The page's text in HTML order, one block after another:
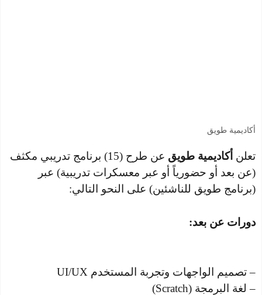
أكاديمية طويق
تعلن أكاديمية طويق
عن طرح (15) برنامج تدريبي مكثف
(عن بعد أو حضورياً أو عبر معسكرات تدريبية) عبر
(برنامج طويق للناشئين) على النحو التالي:
دورات عن بعد:
– تصميم الواجهات وتجربة المستخدم UI/UX
– لغة البرمجة (Scratch)